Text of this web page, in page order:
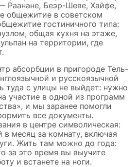
Раанане, Беэр-Шеве, Хайфе,
общежитие в советском
гостиничного типа:
общая кухня на этаже,
на территории, где
абсорбции в пригороде Тель-
и русскоязычной
туда с улицы не выйдет: нужно
участие в одной из программ
и мы заранее помогли
все документы.
в центре символическая:
месяц за комнату, включая
Жить там можно до года:
за это время вы выучите
и встанете на ноги.